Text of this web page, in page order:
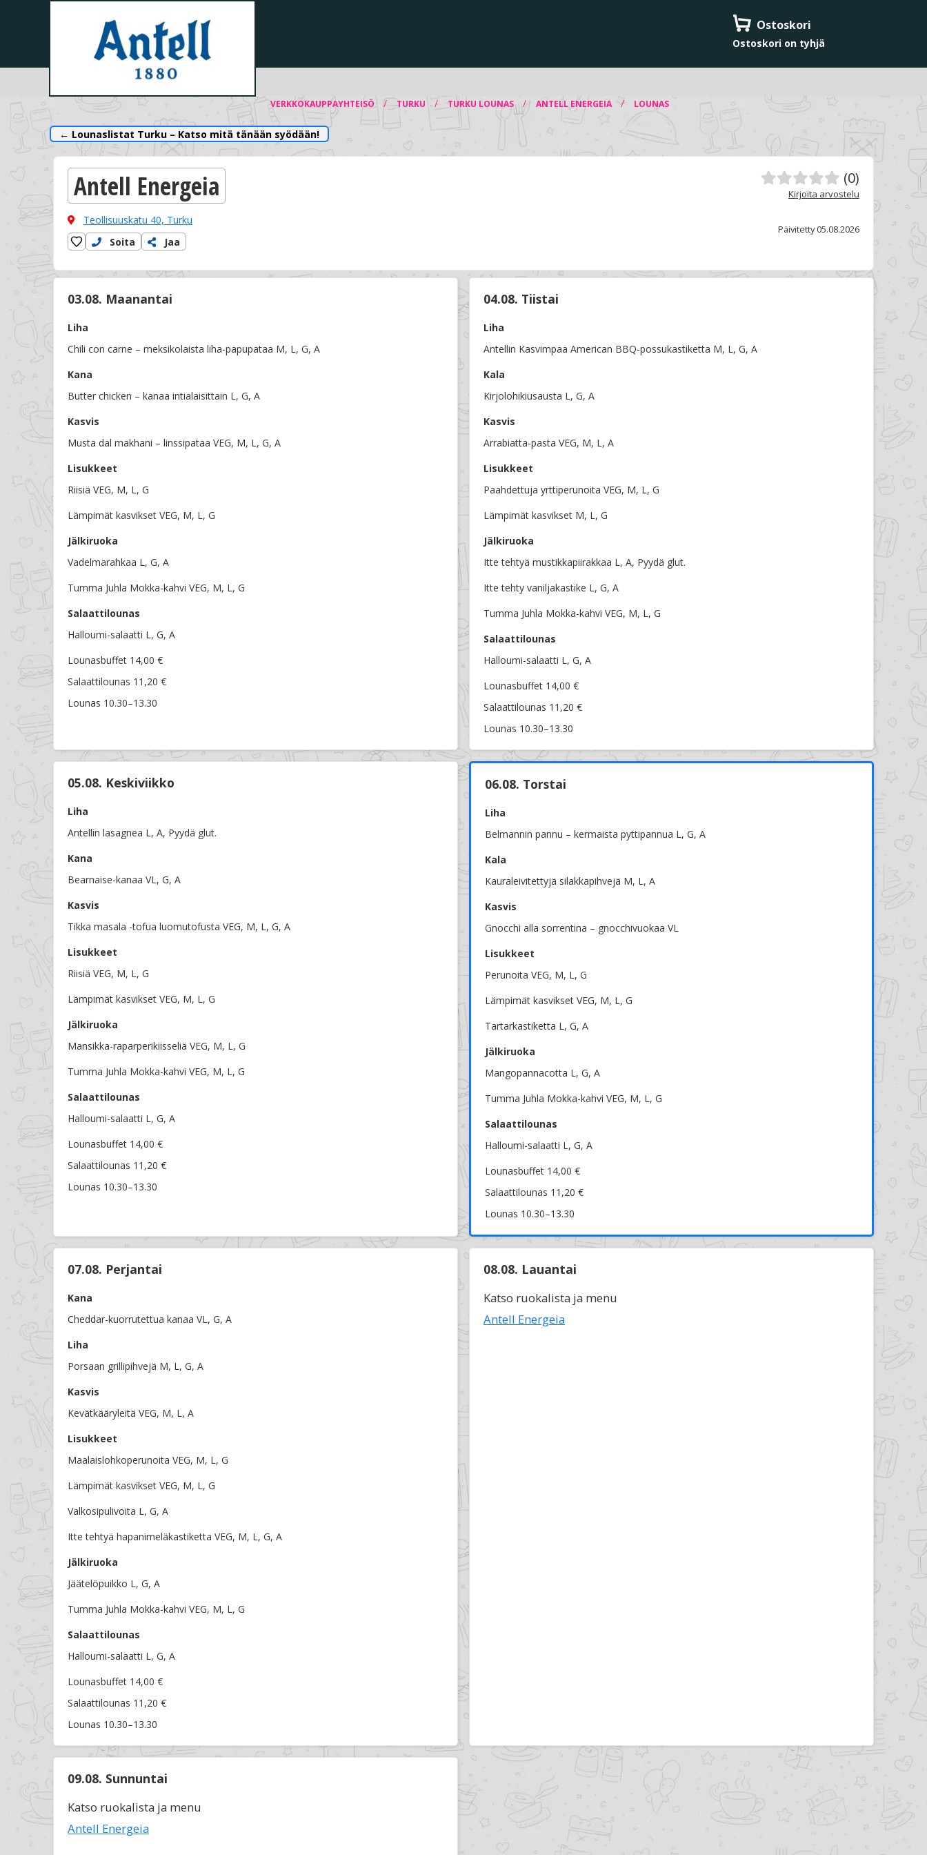
Ostoskori
Ostoskori on tyhjä
VERKKOKAUPPAYHTEISÖ / TURKU / TURKU LOUNAS / ANTELL ENERGEIA / LOUNAS
← Lounaslistat Turku – Katso mitä tänään syödään!
Antell Energeia (0)
Kirjoita arvostelu
Teollisuuskatu 40, Turku
Soita
Jaa
Päivitetty 05.08.2026
03.08. Maanantai
Liha
Chili con carne – meksikolaista liha-papupataa M, L, G, A
Kana
Butter chicken – kanaa intialaisittain L, G, A
Kasvis
Musta dal makhani – linssipataa VEG, M, L, G, A
Lisukkeet
Riisiä VEG, M, L, G
Lämpimät kasvikset VEG, M, L, G
Jälkiruoka
Vadelmarahkaa L, G, A
Tumma Juhla Mokka-kahvi VEG, M, L, G
Salaattilounas
Halloumi-salaatti L, G, A
Lounasbuffet 14,00 €
Salaattilounas 11,20 €
Lounas 10.30–13.30
04.08. Tiistai
Liha
Antellin Kasvimpaa American BBQ-possukastiketta M, L, G, A
Kala
Kirjolohikiusausta L, G, A
Kasvis
Arrabiatta-pasta VEG, M, L, A
Lisukkeet
Paahdettuja yrttiperunoita VEG, M, L, G
Lämpimät kasvikset M, L, G
Jälkiruoka
Itte tehtyä mustikkapiirakkaa L, A, Pyydä glut.
Itte tehty vaniljakastike L, G, A
Tumma Juhla Mokka-kahvi VEG, M, L, G
Salaattilounas
Halloumi-salaatti L, G, A
Lounasbuffet 14,00 €
Salaattilounas 11,20 €
Lounas 10.30–13.30
05.08. Keskiviikko
Liha
Antellin lasagnea L, A, Pyydä glut.
Kana
Bearnaise-kanaa VL, G, A
Kasvis
Tikka masala -tofua luomutofusta VEG, M, L, G, A
Lisukkeet
Riisiä VEG, M, L, G
Lämpimät kasvikset VEG, M, L, G
Jälkiruoka
Mansikka-raparperikiisseliä VEG, M, L, G
Tumma Juhla Mokka-kahvi VEG, M, L, G
Salaattilounas
Halloumi-salaatti L, G, A
Lounasbuffet 14,00 €
Salaattilounas 11,20 €
Lounas 10.30–13.30
06.08. Torstai
Liha
Belmannin pannu – kermaista pyttipannua L, G, A
Kala
Kauraleivitettyjä silakkapihvejä M, L, A
Kasvis
Gnocchi alla sorrentina – gnocchivuokaa VL
Lisukkeet
Perunoita VEG, M, L, G
Lämpimät kasvikset VEG, M, L, G
Tartarkastiketta L, G, A
Jälkiruoka
Mangopannacotta L, G, A
Tumma Juhla Mokka-kahvi VEG, M, L, G
Salaattilounas
Halloumi-salaatti L, G, A
Lounasbuffet 14,00 €
Salaattilounas 11,20 €
Lounas 10.30–13.30
07.08. Perjantai
Kana
Cheddar-kuorrutettua kanaa VL, G, A
Liha
Porsaan grillipihvejä M, L, G, A
Kasvis
Kevätkääryleitä VEG, M, L, A
Lisukkeet
Maalaislohkoperunoita VEG, M, L, G
Lämpimät kasvikset VEG, M, L, G
Valkosipulivoita L, G, A
Itte tehtyä hapanimeläkastiketta VEG, M, L, G, A
Jälkiruoka
Jäätelöpuikko L, G, A
Tumma Juhla Mokka-kahvi VEG, M, L, G
Salaattilounas
Halloumi-salaatti L, G, A
Lounasbuffet 14,00 €
Salaattilounas 11,20 €
Lounas 10.30–13.30
08.08. Lauantai
Katso ruokalista ja menu
Antell Energeia
09.08. Sunnuntai
Katso ruokalista ja menu
Antell Energeia